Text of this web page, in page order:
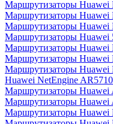
Маршрутизаторы Huawei
Маршрутизаторы Huawei
Маршрутизаторы Huawei
Маршрутизаторы Huawei
Маршрутизаторы Huawei
Маршрутизаторы Huawei
Маршрутизаторы Huawei
Huawei NetEngine
Маршрутизаторы Huawei
Маршрутизаторы Huawei
Маршрутизаторы Huawei